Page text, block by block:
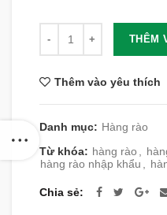
THÊM
Thêm vào yêu thích
Danh mục: Hàng rào
Từ khóa: hàng rào
hàng rào nhập khẩu
Chia sẻ